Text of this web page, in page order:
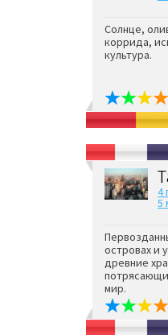
Солнце,
коррида,
культура.
4
5
островах и
древние
мир.